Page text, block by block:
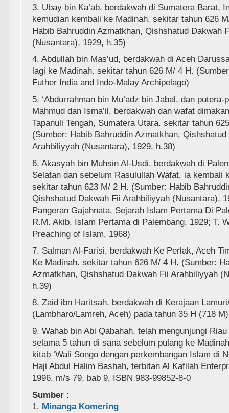
3. Ubay bin Ka’ab, berdakwah di Sumatera Barat,
kemudian kembali ke Madinah. sekitar tahun 626
Habib Bahruddin Azmatkhan, Qishshatud Dakwah
(Nusantara), 1929, h.35)
4. Abdullah bin Mas’ud, berdakwah di Aceh
lagi ke Madinah. sekitar tahun 626 M/ 4 H.
Futher India and Indo-Malay Archipelago)
5. ‘Abdurrahman bin Mu’adz bin Jabal, dan putera-
Mahmud dan Isma’il, berdakwah dan wafat
Tapanuli Tengah, Sumatera Utara. sekitar tahun
(Sumber: Habib Bahruddin Azmatkhan,
Arahbiliyyah (Nusantara), 1929, h.38)
6. Akasyah bin Muhsin Al-Usdi, berdakwah di
Selatan dan sebelum Rasulullah Wafat, ia kembali
sekitar tahun 623 M/ 2 H. (Sumber: Habib
Qishshatud Dakwah Fii Arahbiliyyah (Nusantara),
Pangeran Gajahnata, Sejarah Islam Pertama Di
R.M. Akib, Islam Pertama di Palembang, 1929; T.
Preaching of Islam, 1968)
7. Salman Al-Farisi, berdakwah Ke Perlak, Aceh
Ke Madinah. sekitar tahun 626 M/ 4 H. (Sumber:
Azmatkhan, Qishshatud Dakwah Fii Arahbiliyyah
h.39)
8. Zaid ibn Haritsah, berdakwah di Kerajaan
(Lambharo/Lamreh, Aceh) pada tahun 35 H (718
9. Wahab bin Abi Qabahah, telah mengunjungi
selama 5 tahun di sana sebelum pulang ke
kitab ‘Wali Songo dengan perkembangan Islam di
Haji Abdul Halim Bashah, terbitan Al Kafilah
1996, m/s 79, bab 9, ISBN 983-99852-8-0
Sumber :
1. Minanga Komering